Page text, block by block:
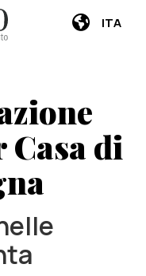
ITA
di